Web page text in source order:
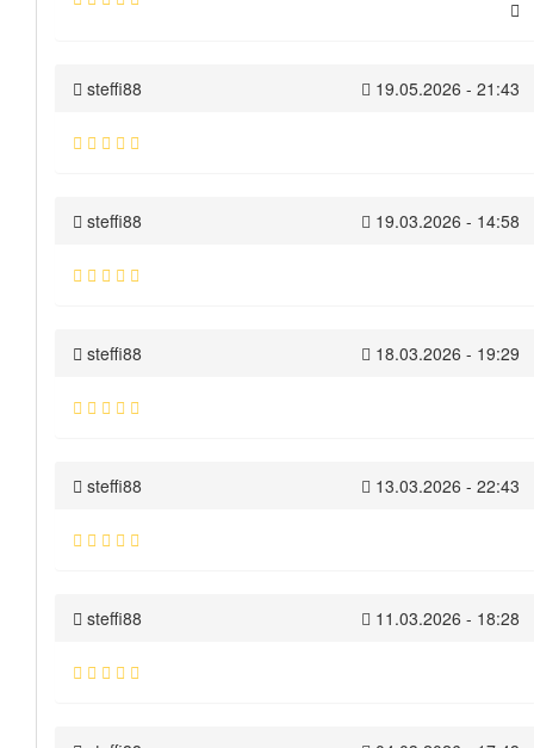
steffi88 19.05.2026 - 21:43
steffi88 19.03.2026 - 14:58
steffi88 18.03.2026 - 19:29
steffi88 13.03.2026 - 22:43
steffi88 11.03.2026 - 18:28